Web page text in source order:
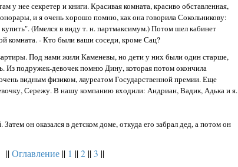
у нее секретер и книги. Красивая комната, красиво обставленная,
и я очень хорошо помню, как она говорила Сокольникову:
(Имелся в виду т. н. партмаксимум.) Потом шел кабинет
комната. - Кто были ваши соседи, кроме Сац?
Под нами жили Каменевы, но дети у них были один старше,
Из подружек-девочек помню Дину, которая потом окончила
видным физиком, лауреатом Государственной премии. Еще
Сережу. В нашу компанию входили: Андриан, Вадик, Адька и я.
он оказался в детском доме, откуда его забрал дед, а потом он
|| Оглавление|| 1 || 2|| 3 ||